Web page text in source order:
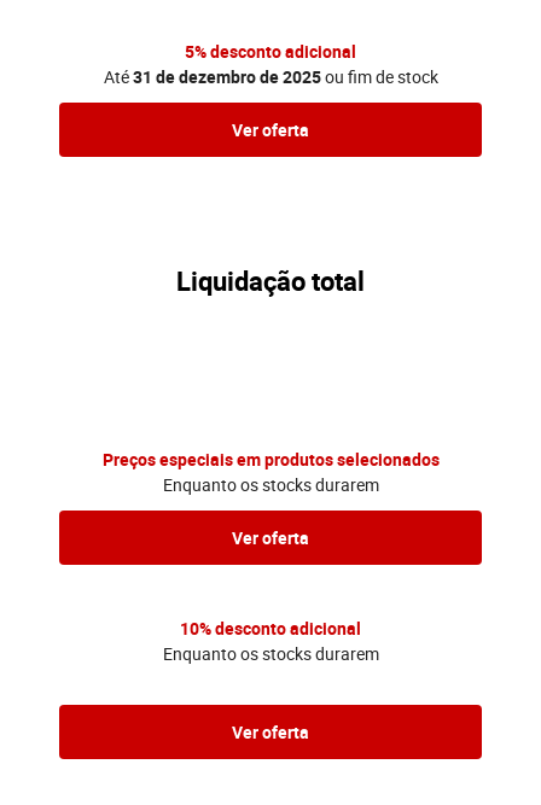
5% desconto adicional
Até31 dedezembrode 2025ou fim de stock
Ver oferta
Liquidação total
Preços especiais em produtos selecionados
Enquanto os stocks durarem
Ver oferta
10% desconto adicional
Enquanto os stocks durarem
Ver oferta